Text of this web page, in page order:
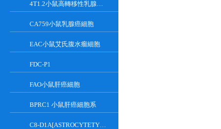
4T1.2小鼠高轉移性乳腺癌細胞
CA759小鼠乳腺癌細胞
EAC小鼠艾氏腹水瘤細胞
FDC-P1
FAO小鼠肝癌細胞
BPRC1 小鼠肝癌細胞系
C8-D1A[ASTROCYTETYPEICLONE]小鼠小腦細胞